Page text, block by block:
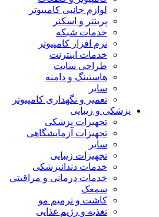
لوازم جانبی کامپیوتر
پرینتر و اسکنر
خدمات شبکه
نرم افزار کامپیوتر
خدمات اینترنت
طراحی سایت
هاستینگ و دامنه
سایر
تعمیر و نگهداری کامپیوتر
پزشکی و زیبایی
تجهیزات پزشکی
تجهیزات آزمایشگاهی
سایر
تجهیزات زیبایی
خدمات دندانپزشکی
خدمات درمانی و مراقبتی
سمعک
کاشت و ترمیم مو
تغذیه و رژیم غذایی